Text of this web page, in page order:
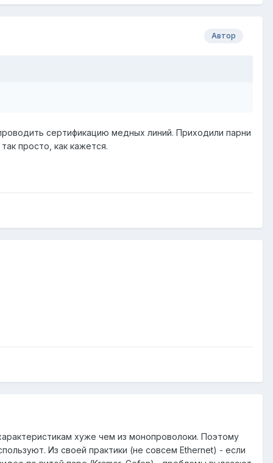
Автор
сертификацию медных линий. Приходили парни
просто, как кажется.
хуже чем из монопроволоки. Поэтому
Из своей практики (не совсем Ethernet) - если